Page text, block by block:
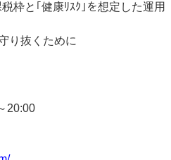
枠と｢健康ﾘｽｸ｣を想定した運用
り抜くために
20:00